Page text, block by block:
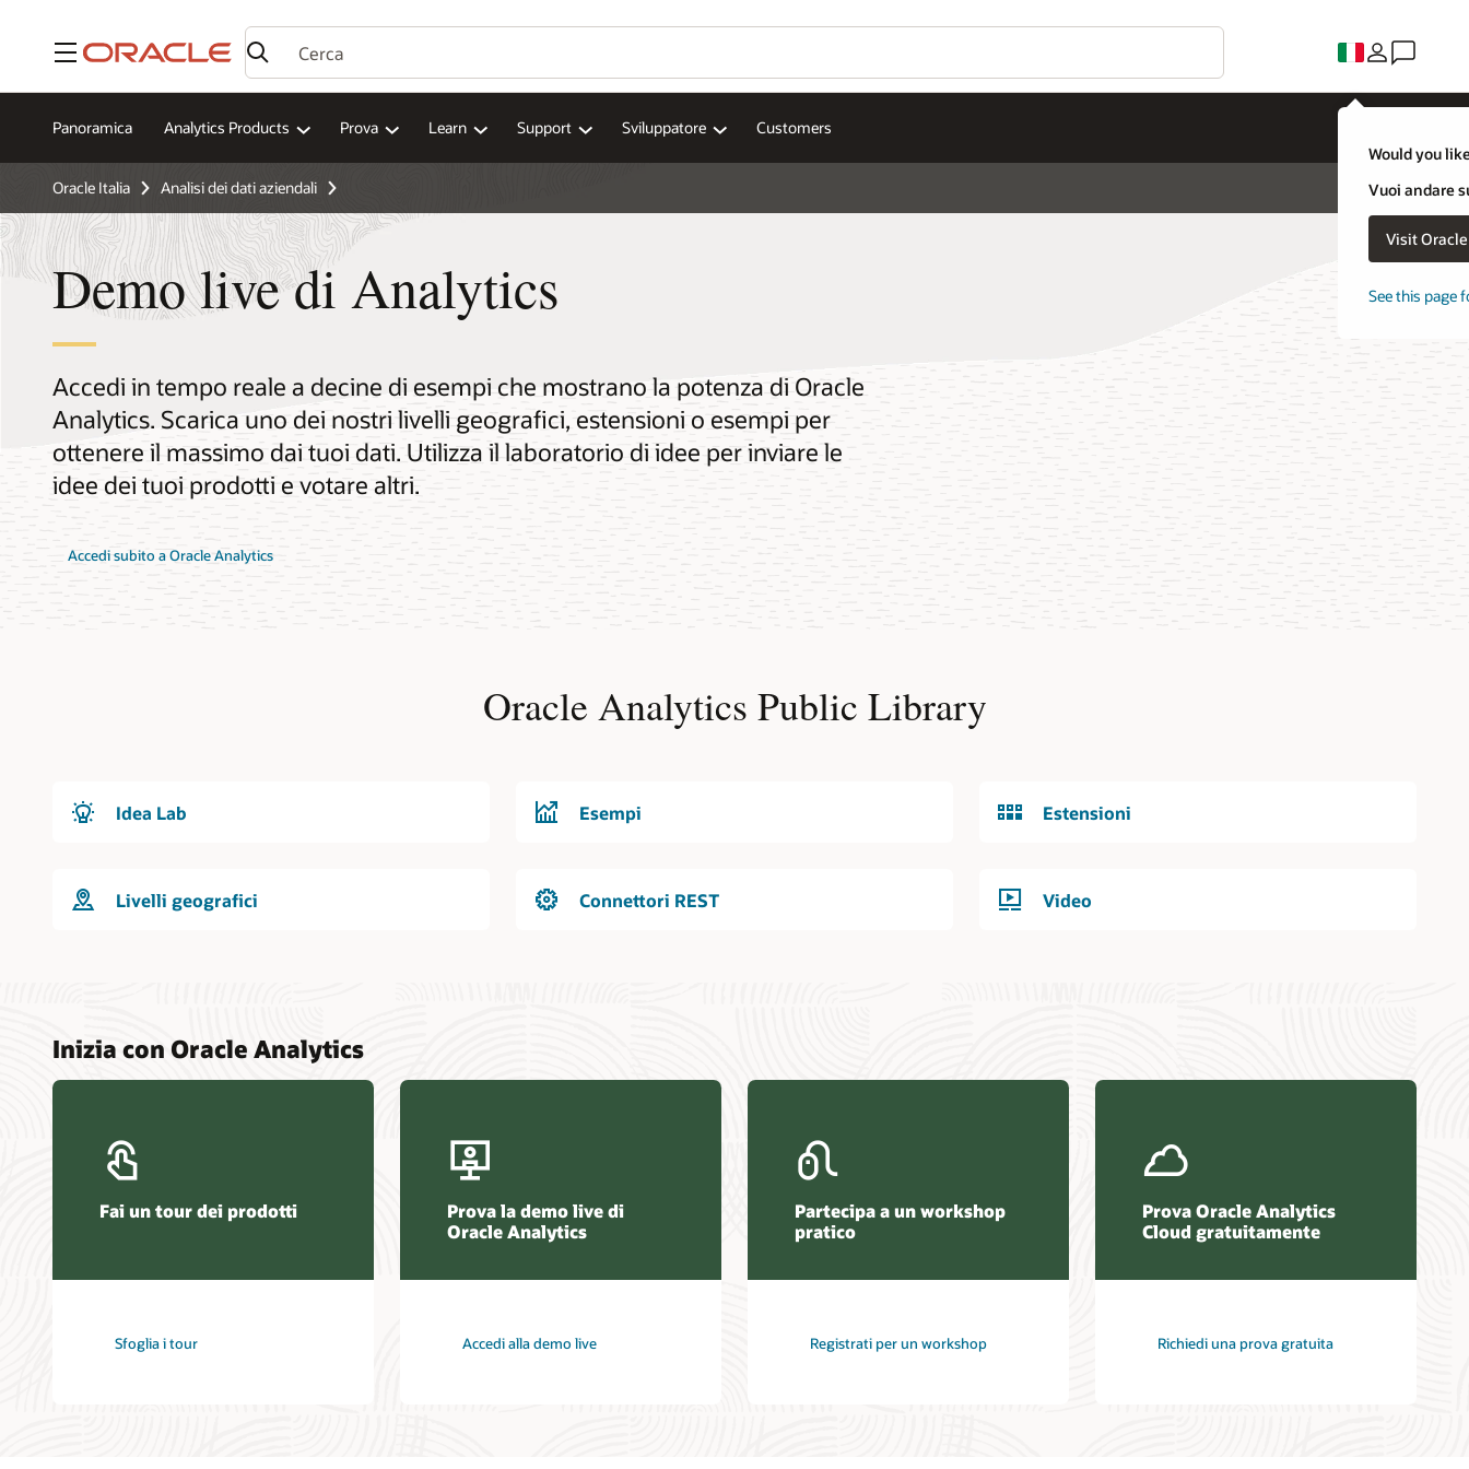
Menu
Would you
Vuoi andare
Visit
See this page
Panoramica Analytics Products Prova Learn Support Sviluppatore Customers
Oracle Italia Analisi dei dati aziendali
Demo live di Analytics
Accedi in tempo reale a decine di esempi che mostrano la potenza di Oracle
Analytics. Scarica uno dei nostri livelli geografici, estensioni o esempi per
ottenere il massimo dai tuoi dati. Utilizza il laboratorio di idee per inviare le
idee dei tuoi prodotti e votare altri.
Accedi subito a Oracle Analytics
Oracle Analytics Public Library
Idea Lab Esempi Estensioni
Livelli geografici Connettori REST Video
Inizia con Oracle Analytics
Fai un tour dei prodotti
Sfoglia i tour
Prova la demo live di
Oracle Analytics
Accedi alla demo live
Partecipa a un workshop
pratico
Registrati per un workshop
Prova Oracle Analytics
Cloud gratuitamente
Richiedi una prova gratuita